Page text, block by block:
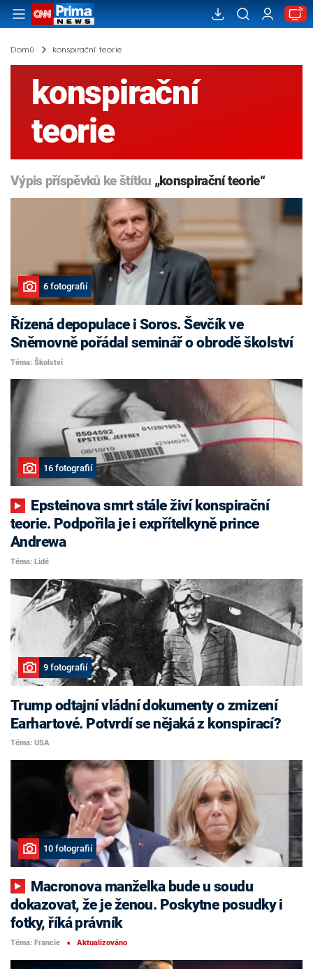
Domů konspirační teorie
konspirační
teorie
Výpis příspěvků ke štítku „konspirační teorie“
6 fotografií
Řízená depopulace i Soros. Ševčík ve
Sněmovně pořádal seminář o obrodě školství
Téma: Školství
16 fotografií
teorie. Podpořila je i expřítelkyně prince
Andrewa
Téma: Lidé
9 fotografií
Trump odtajní vládní dokumenty o zmizení
Earhartové. Potvrdí se nějaká z konspirací?
Téma: USA
10 fotografií
dokazovat, že je ženou. Poskytne posudky i
fotky, říká právník
Téma: Francie ■ Aktualizováno